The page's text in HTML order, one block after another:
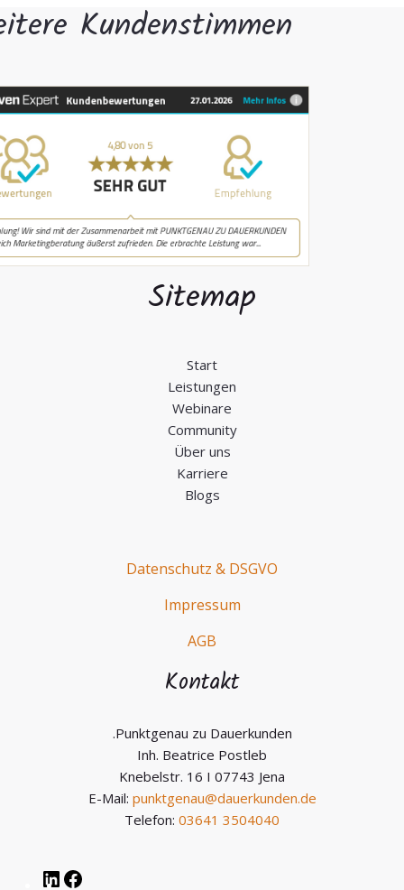
Kundenstimmen
Sitemap
Start
Leistungen
Webinare
Community
Über uns
Karriere
Blogs
Datenschutz & DSGVO
Impressum
AGB
Kontakt
.Punktgenau zu Dauerkunden
Inh. Beatrice Postleb
Knebelstr. 16 I 07743 Jena
E-Mail: punktgenau@dauerkunden.de
Telefon: 03641 3504040